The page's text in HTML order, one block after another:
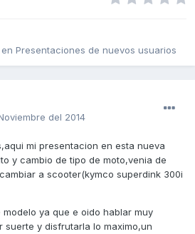
en Presentaciones de nuevos usuarios
del 2014
mi presentacion en esta nueva
y cambio de tipo de moto,venia de
a scooter(kymco superdink 300i
ya que e oido hablar muy
suerte y disfrutarla lo maximo,un